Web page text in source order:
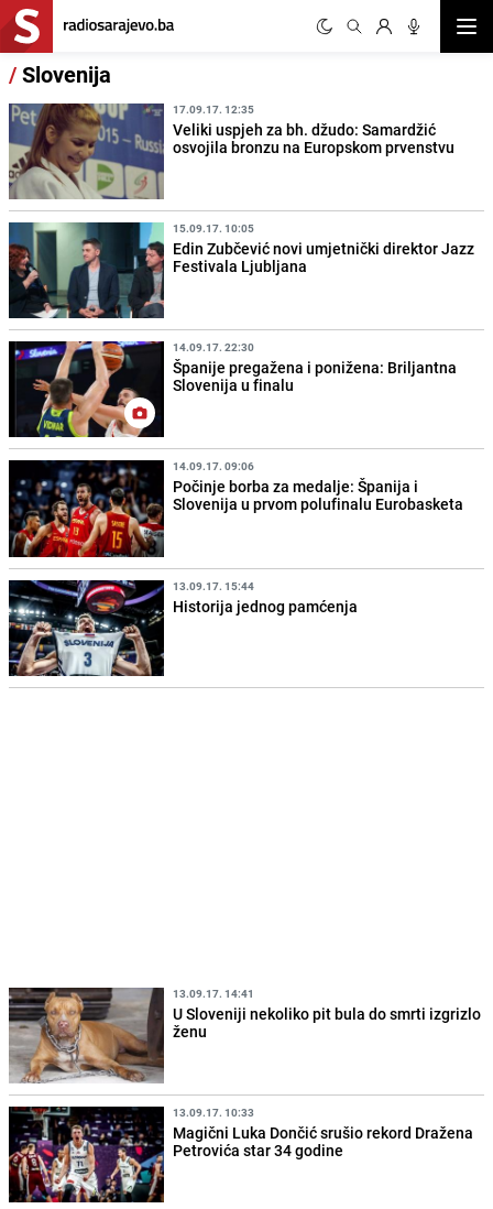
/Slovenija
17.09.17. 12:35
Veliki uspjeh za bh. džudo: Samardžić
osvojila bronzu na Europskom prvenstvu
15.09.17. 10:05
Edin Zubčević novi umjetnički direktor Jazz
Festivala Ljubljana
14.09.17. 22:30
Španije pregažena i ponižena: Briljantna
Slovenija u finalu
14.09.17. 09:06
Počinje borba za medalje: Španija i
Slovenija u prvom polufinalu Eurobasketa
13.09.17. 15:44
Historija jednog pamćenja
13.09.17. 14:41
U Sloveniji nekoliko pit bula do smrti izgrizlo
ženu
13.09.17. 10:33
Magični Luka Dončić srušio rekord Dražena
Petrovića star 34 godine